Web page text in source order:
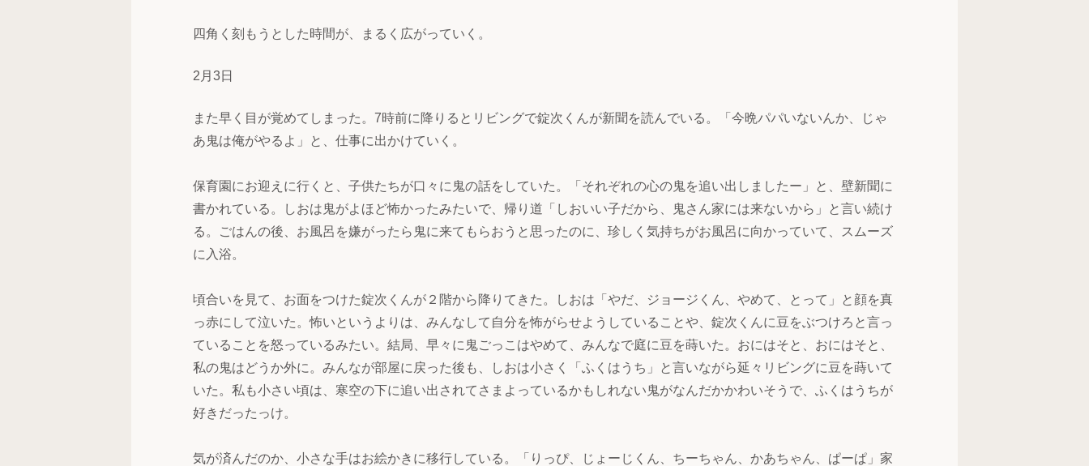
四角く刻もうとした時間が、まるく広がっていく。
2月3日
また早く目が覚めてしまった。7時前に降りるとリビングで錠次くんが新聞を読んでいる。「今晩パパいないんか、じゃ
あ鬼は俺がやるよ」と、仕事に出かけていく。
保育園にお迎えに行くと、子供たちが口々に鬼の話をしていた。「それぞれの心の鬼を追い出しましたー」と、壁新聞に
書かれている。しおは鬼がよほど怖かったみたいで、帰り道「しおいい子だから、鬼さん家には来ないから」と言い続け
る。ごはんの後、お風呂を嫌がったら鬼に来てもらおうと思ったのに、珍しく気持ちがお風呂に向かっていて、スムーズ
に入浴。
頃合いを見て、お面をつけた錠次くんが２階から降りてきた。しおは「やだ、ジョージくん、やめて、とって」と顔を真
っ赤にして泣いた。怖いというよりは、みんなして自分を怖がらせようしていることや、錠次くんに豆をぶつけろと言っ
ていることを怒っているみたい。結局、早々に鬼ごっこはやめて、みんなで庭に豆を蒔いた。おにはそと、おにはそと、
私の鬼はどうか外に。みんなが部屋に戻った後も、しおは小さく「ふくはうち」と言いながら延々リビングに豆を蒔いて
いた。私も小さい頃は、寒空の下に追い出されてさまよっているかもしれない鬼がなんだかかわいそうで、ふくはうちが
好きだったっけ。
気が済んだのか、小さな手はお絵かきに移行している。「りっぴ、じょーじくん、ちーちゃん、かあちゃん、ぱーぱ」家